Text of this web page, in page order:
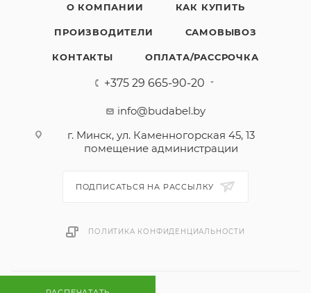
О КОМПАНИИ КАК КУПИТЬ
ПРОИЗВОДИТЕЛИ САМОВЫВОЗ
КОНТАКТЫ ОПЛАТА/РАССРОЧКА
+375 29 665-90-20
info@budabel.by
г. Минск, ул. Каменногорская 45, 13
помещение администрации
ПОДПИСАТЬСЯ НА РАССЫЛКУ
ПОЛИТИКА КОНФИДЕНЦИАЛЬНОСТИ